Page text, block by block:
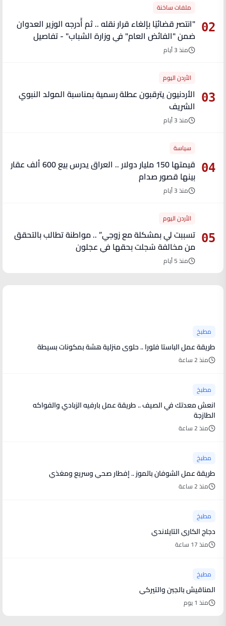
02
ملفات ساخنة
"انتصر قضائيًا بإلغاء قرار نقله .. ثم أُدرجه الوزير العدوان
ضمن "الفائض العام" في وزارة الشباب" - تفاصيل
منذ 3 أيام
03
الأردن اليوم
الأردنيون يترقبون عطلة رسمية بمناسبة المولد النبوي
الشريف
منذ 3 أيام
04
سياسة
قيمتها 150 مليار دولار .. العراق يدرس بيع 600 ألف عقار
بينها قصور صدام
منذ 3 أيام
05
الأردن اليوم
تسببت لي بمشكلة مع زوجي” .. مواطنة تطالب بالتحقق
من مخالفة سُجلت بحقها في عجلون
منذ 5 أيام
مطبخ
طريقة عمل الباستا فلورا .. حلوى منزلية هشة بمكونات بسيطة
منذ 2 ساعة
مطبخ
انعش معدتك في الصيف .. طريقة عمل بارفيه الزبادي والفواكه
الطازجة
منذ 2 ساعة
مطبخ
طريقة عمل الشوفان بالموز .. إفطار صحي وسريع ومغذي
منذ 2 ساعة
مطبخ
دجاج الكاري التايلاندي
منذ 17 ساعة
مطبخ
المناقيش بالجبن والتيركي
منذ 1 يوم